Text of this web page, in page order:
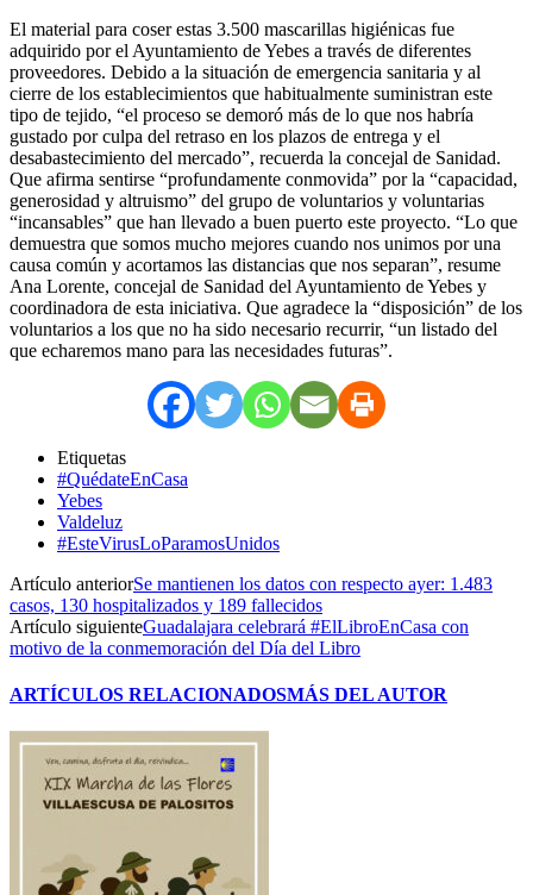
El material para coser estas 3.500 mascarillas higiénicas fue
adquirido por el Ayuntamiento de Yebes a través de diferentes
proveedores. Debido a la situación de emergencia sanitaria y al
cierre de los establecimientos que habitualmente suministran este
tipo de tejido, “el proceso se demoró más de lo que nos habría
gustado por culpa del retraso en los plazos de entrega y el
desabastecimiento del mercado”, recuerda la concejal de Sanidad.
Que afirma sentirse “profundamente conmovida” por la “capacidad,
generosidad y altruismo” del grupo de voluntarios y voluntarias
“incansables” que han llevado a buen puerto este proyecto. “Lo que
demuestra que somos mucho mejores cuando nos unimos por una
causa común y acortamos las distancias que nos separan”, resume
Ana Lorente, concejal de Sanidad del Ayuntamiento de Yebes y
coordinadora de esta iniciativa. Que agradece la “disposición” de los
voluntarios a los que no ha sido necesario recurrir, “un listado del
que echaremos mano para las necesidades futuras”.
Etiquetas
#QuédateEnCasa
Yebes
Valdeluz
#EsteVirusLoParamosUnidos
Artículo anteriorSe mantienen los datos con respecto ayer: 1.483
casos, 130 hospitalizados y 189 fallecidos
Artículo siguienteGuadalajara celebrará #ElLibroEnCasa con
motivo de la conmemoración del Día del Libro
ARTÍCULOS RELACIONADOSMÁS DEL AUTOR